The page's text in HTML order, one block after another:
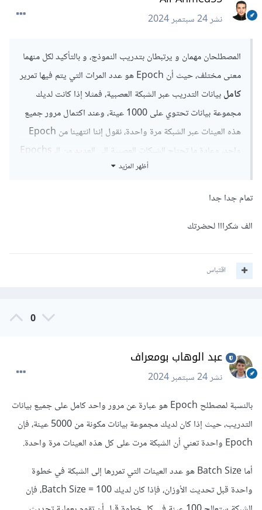
نشر24 سبتمبر 2024
المصطلحان مهمان و يرتبطان بتدريب النموذج، و بالتأكيد لكل منهما
معنى مختلف، حيث أن Epoch هو عدد المرات التي يتم فيها تمرير
كاملبيانات التدريب عبر الشبكة العصبية، فمثلا إذا كانت لديك
مجموعة بيانات تحتوي على 1000 عينة، وعند اكتمال مرور جميع
هذه العينات عبر الشبكة مرة واحدة، نقول إننا انتهينا من Epoch
واحد، وعادة ما تحتاج الشبكات العصبية إلى العديد من الـ Epochs
لتحسين الأداء تدريجيا، حيث يتم تعديل الأوزان بعد كل
تمريرها عبر الشبكة في كل تحديث للأوزان، فبدلا من تمرير جميع
المجموعات الكبيرة، يتم تقسيم البيانات إلى دفعات صغيرة، و بعد
كانت مجموعة البيانات تحتوي على 1000 عينة وكان حجم الدفعة
البيانات تحتوي على 1000 عينة وحجم الدفعة هو 100، فستكون
هناك 10 دفعات لكل Epoch.
أظهر المزيد
تمام جدا جدا
الف شكرااا لحضرتك
اقتباس
0
عبد الوهاب بومعراف
نشر24 سبتمبر 2024
بالنسبة لمصطلح Epoch
هو عبارة عن مرور واحد كامل على جميع بيانات
التدريب، حيث إذا كان لديك مجموعة بيانات مكونة من 5000 عينة، فإن
Epoch واحدة تعني أن الشبكة مرت على كل هذه العينات مرة واحدة.
أما Batch Size هو عدد العينات التي تمررها إلى الشبكة في خطوة
واحدة قبل تحديث الأوزان، فإذا كان لديك Batch Size = 100، فإن